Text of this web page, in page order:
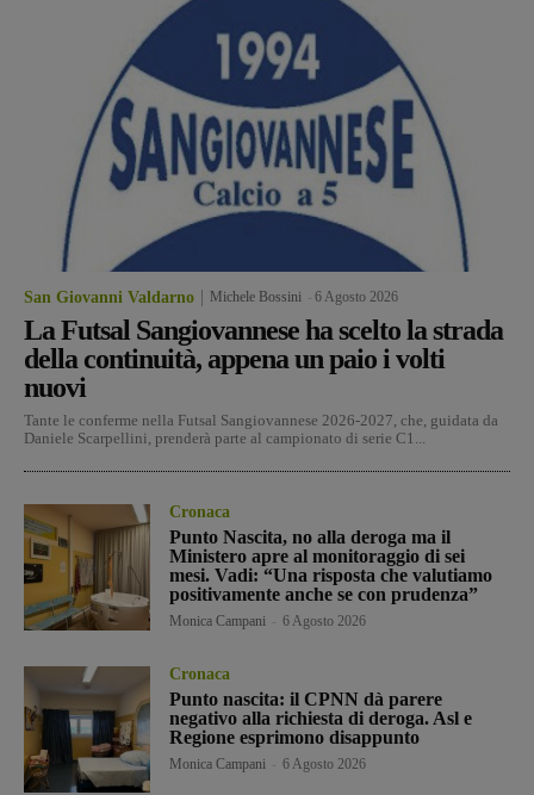
San Giovanni Valdarno Michele Bossini 6 Agosto 2026
La Futsal Sangiovannese ha scelto la strada
della continuità, appena un paio i volti
nuovi
Tante le conferme nella Futsal Sangiovannese 2026-2027, che, guidata da
Daniele Scarpellini, prenderà parte al campionato di serie C1...
Cronaca
Punto Nascita, no alla deroga ma il
Ministero apre al monitoraggio di sei
mesi. Vadi: “Una risposta che valutiamo
positivamente anche se con prudenza”
Monica Campani 6 Agosto 2026
Cronaca
Punto nascita: il CPNN dà parere
negativo alla richiesta di deroga. Asl e
Regione esprimono disappunto
Monica Campani 6 Agosto 2026